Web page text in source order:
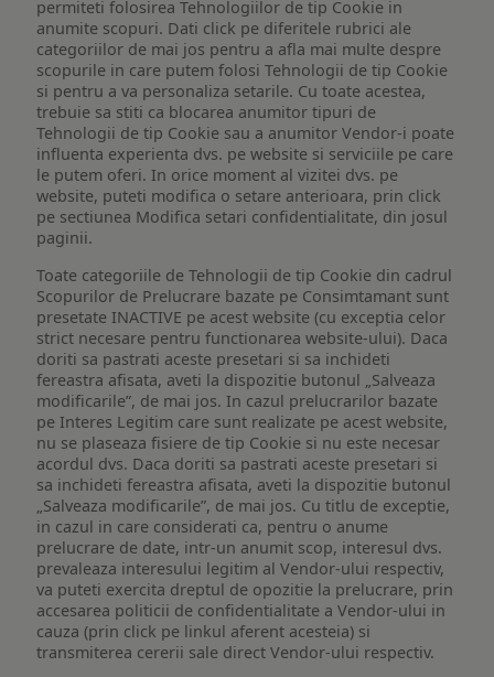
permiteti folosirea Tehnologiilor de tip Cookie in
anumite scopuri. Dati click pe diferitele rubrici ale
categoriilor de mai jos pentru a afla mai multe despre
scopurile in care putem folosi Tehnologii de tip Cookie
si pentru a va personaliza setarile. Cu toate acestea,
trebuie sa stiti ca blocarea anumitor tipuri de
Tehnologii de tip Cookie sau a anumitor Vendor-i poate
influenta experienta dvs. pe website si serviciile pe care
le putem oferi. In orice moment al vizitei dvs. pe
website, puteti modifica o setare anterioara, prin click
pe sectiunea Modifica setari confidentialitate, din josul
paginii.
Toate categoriile de Tehnologii de tip Cookie din cadrul
Scopurilor de Prelucrare bazate pe Consimtamant sunt
presetate INACTIVE pe acest website (cu exceptia celor
strict necesare pentru functionarea website-ului). Daca
doriti sa pastrati aceste presetari si sa inchideti
fereastra afisata, aveti la dispozitie butonul „Salveaza
modificarile”, de mai jos. In cazul prelucrarilor bazate
pe Interes Legitim care sunt realizate pe acest website,
nu se plaseaza fisiere de tip Cookie si nu este necesar
acordul dvs. Daca doriti sa pastrati aceste presetari si
sa inchideti fereastra afisata, aveti la dispozitie butonul
„Salveaza modificarile”, de mai jos. Cu titlu de exceptie,
in cazul in care considerati ca, pentru o anume
prelucrare de date, intr-un anumit scop, interesul dvs.
prevaleaza interesului legitim al Vendor-ului respectiv,
va puteti exercita dreptul de opozitie la prelucrare, prin
accesarea politicii de confidentialitate a Vendor-ului in
cauza (prin click pe linkul aferent acesteia) si
transmiterea cererii sale direct Vendor-ului respectiv.